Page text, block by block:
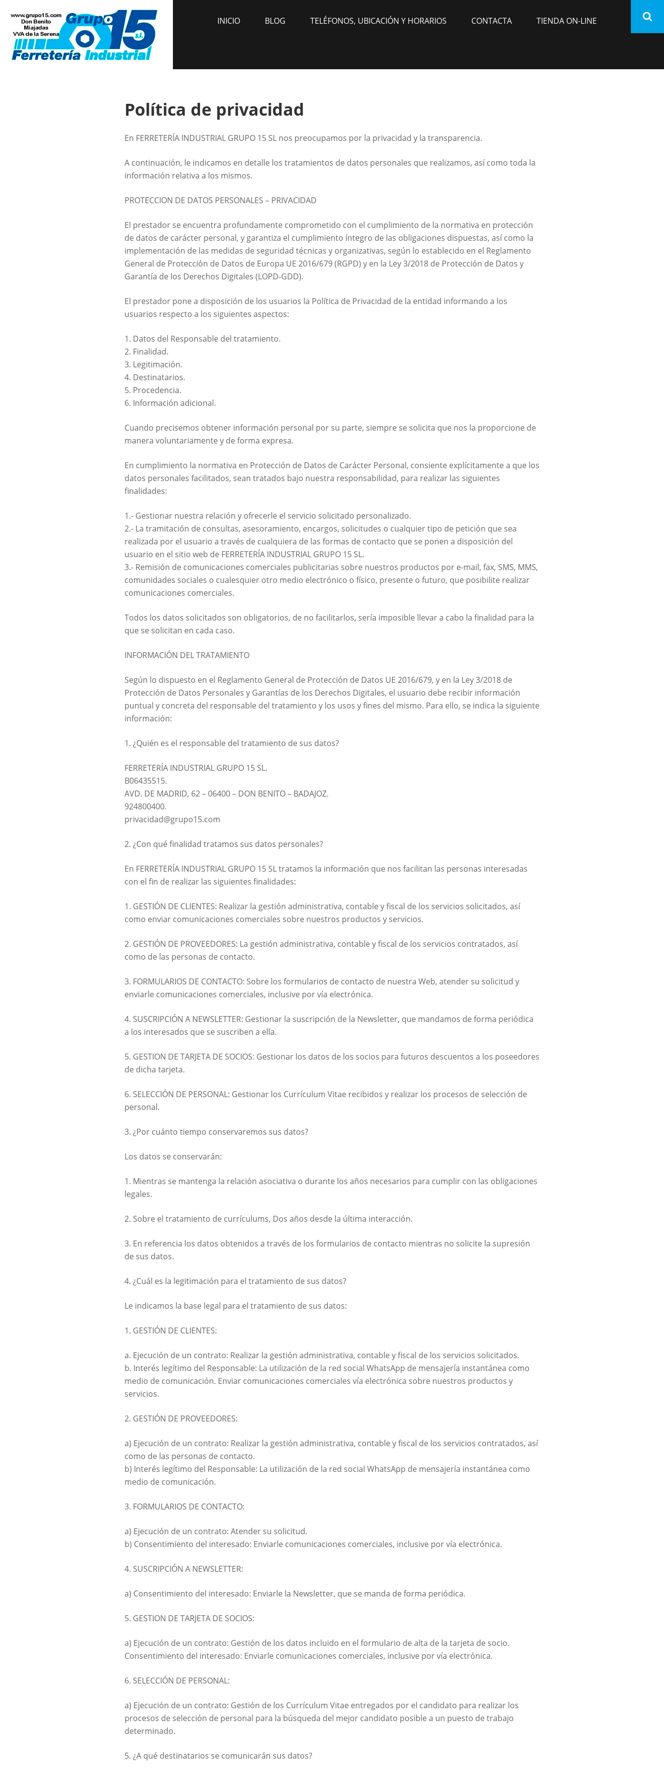
content
FERRETERÍA INDUSTRIAL GRUPO15
INICIO BLOG TELÉFONOS, UBICACIÓN Y HORARIOS CONTACTA TIENDA ON-LINE
Política de privacidad
En FERRETERÍA INDUSTRIAL GRUPO 15 SL nos preocupamos por la privacidad y la transparencia.
A continuación, le indicamos en detalle los tratamientos de datos personales que realizamos, así como toda la
información relativa a los mismos.
PROTECCION DE DATOS PERSONALES – PRIVACIDAD
El prestador se encuentra profundamente comprometido con el cumplimiento de la normativa en protección
de datos de carácter personal, y garantiza el cumplimiento íntegro de las obligaciones dispuestas, así como la
implementación de las medidas de seguridad técnicas y organizativas, según lo establecido en el Reglamento
General de Protección de Datos de Europa UE 2016/679 (RGPD) y en la Ley 3/2018 de Protección de Datos y
Garantía de los Derechos Digitales (LOPD-GDD).
El prestador pone a disposición de los usuarios la Política de Privacidad de la entidad informando a los
usuarios respecto a los siguientes aspectos:
1. Datos del Responsable del tratamiento.
2. Finalidad.
3. Legitimación.
4. Destinatarios.
5. Procedencia.
6. Información adicional.
Cuando precisemos obtener información personal por su parte, siempre se solicita que nos la proporcione de
manera voluntariamente y de forma expresa.
En cumplimiento la normativa en Protección de Datos de Carácter Personal, consiente explícitamente a que los
datos personales facilitados, sean tratados bajo nuestra responsabilidad, para realizar las siguientes
finalidades:
1.- Gestionar nuestra relación y ofrecerle el servicio solicitado personalizado.
2.- La tramitación de consultas, asesoramiento, encargos, solicitudes o cualquier tipo de petición que sea
realizada por el usuario a través de cualquiera de las formas de contacto que se ponen a disposición del
usuario en el sitio web de FERRETERÍA INDUSTRIAL GRUPO 15 SL.
3.- Remisión de comunicaciones comerciales publicitarias sobre nuestros productos por e-mail, fax, SMS, MMS,
comunidades sociales o cualesquier otro medio electrónico o físico, presente o futuro, que posibilite realizar
comunicaciones comerciales.
Todos los datos solicitados son obligatorios, de no facilitarlos, sería imposible llevar a cabo la finalidad para la
que se solicitan en cada caso.
INFORMACIÓN DEL TRATAMIENTO
Según lo dispuesto en el Reglamento General de Protección de Datos UE 2016/679, y en la Ley 3/2018 de
Protección de Datos Personales y Garantías de los Derechos Digitales, el usuario debe recibir información
puntual y concreta del responsable del tratamiento y los usos y fines del mismo. Para ello, se indica la siguiente
información:
1. ¿Quién es el responsable del tratamiento de sus datos?
FERRETERÍA INDUSTRIAL GRUPO 15 SL.
B06435515.
AVD. DE MADRID, 62 – 06400 – DON BENITO – BADAJOZ.
924800400.
privacidad@grupo15.com
2. ¿Con qué finalidad tratamos sus datos personales?
En FERRETERÍA INDUSTRIAL GRUPO 15 SL tratamos la información que nos facilitan las personas interesadas
con el fin de realizar las siguientes finalidades:
1. GESTIÓN DE CLIENTES: Realizar la gestión administrativa, contable y fiscal de los servicios solicitados, así
como enviar comunicaciones comerciales sobre nuestros productos y servicios.
2. GESTIÓN DE PROVEEDORES: La gestión administrativa, contable y fiscal de los servicios contratados, así
como de las personas de contacto.
3. FORMULARIOS DE CONTACTO: Sobre los formularios de contacto de nuestra Web, atender su solicitud y
enviarle comunicaciones comerciales, inclusive por vía electrónica.
4. SUSCRIPCIÓN A NEWSLETTER: Gestionar la suscripción de la Newsletter, que mandamos de forma periódica
a los interesados que se suscriben a ella.
5. GESTION DE TARJETA DE SOCIOS: Gestionar los datos de los socios para futuros descuentos a los poseedores
de dicha tarjeta.
6. SELECCIÓN DE PERSONAL: Gestionar los Currículum Vitae recibidos y realizar los procesos de selección de
personal.
3. ¿Por cuánto tiempo conservaremos sus datos?
Los datos se conservarán:
1. Mientras se mantenga la relación asociativa o durante los años necesarios para cumplir con las obligaciones
legales.
2. Sobre el tratamiento de currículums, Dos años desde la última interacción.
3. En referencia los datos obtenidos a través de los formularios de contacto mientras no solicite la supresión
de sus datos.
4. ¿Cuál es la legitimación para el tratamiento de sus datos?
Le indicamos la base legal para el tratamiento de sus datos:
1. GESTIÓN DE CLIENTES:
a. Ejecución de un contrato: Realizar la gestión administrativa, contable y fiscal de los servicios solicitados.
b. Interés legítimo del Responsable: La utilización de la red social WhatsApp de mensajería instantánea como
medio de comunicación. Enviar comunicaciones comerciales vía electrónica sobre nuestros productos y
servicios.
2. GESTIÓN DE PROVEEDORES:
a) Ejecución de un contrato: Realizar la gestión administrativa, contable y fiscal de los servicios contratados, así
como de las personas de contacto.
b) Interés legítimo del Responsable: La utilización de la red social WhatsApp de mensajería instantánea como
medio de comunicación.
3. FORMULARIOS DE CONTACTO:
a) Ejecución de un contrato: Atender su solicitud.
b) Consentimiento del interesado: Enviarle comunicaciones comerciales, inclusive por vía electrónica.
4. SUSCRIPCIÓN A NEWSLETTER:
a) Consentimiento del interesado: Enviarle la Newsletter, que se manda de forma periódica.
5. GESTION DE TARJETA DE SOCIOS:
a) Ejecución de un contrato: Gestión de los datos incluido en el formulario de alta de la tarjeta de socio.
Consentimiento del interesado: Enviarle comunicaciones comerciales, inclusive por vía electrónica.
6. SELECCIÓN DE PERSONAL:
a) Ejecución de un contrato: Gestión de los Currículum Vitae entregados por el candidato para realizar los
procesos de selección de personal para la búsqueda del mejor candidato posible a un puesto de trabajo
determinado.
5. ¿A qué destinatarios se comunicarán sus datos?